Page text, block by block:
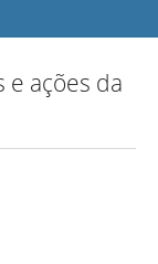
ações da